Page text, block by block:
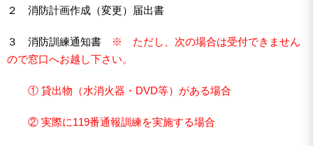
２ 消防計画作成（変更）届出書
３ 消防訓練通知書
※ ただし、次の場合は受付できません
ので窓口へお越し下さい。
① 貸出物（水消火器・DVD等）がある場合
② 実際に119番通報訓練を実施する場合